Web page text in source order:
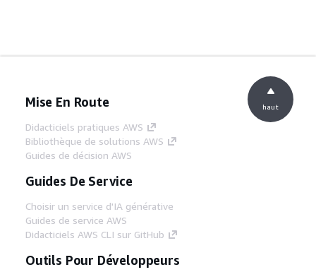
Mise En Route
Didacticiels pratiques AWS
Bibliothèque de solutions AWS
Guides de décision AWS
Guides De Service
Choisir un service d'IA générative
Guides de service AWS
Didacticiels AWS CLI sur GitHub
Outils Pour Développeurs
haut